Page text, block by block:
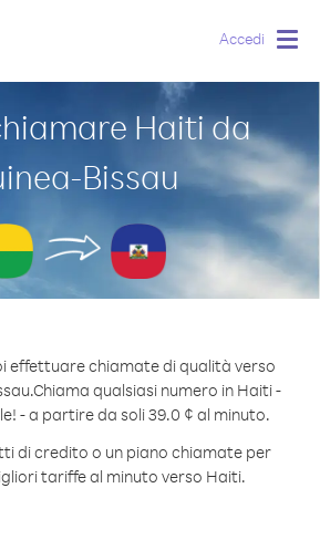
Accedi
Haiti da
Bissau
effettuare chiamate di qualità verso
Chiama qualsiasi numero in Haiti -
- a partire da soli 39.0 ¢ al minuto.
di credito o un piano chiamate per
tariffe al minuto verso Haiti.